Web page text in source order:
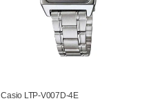
Casio LTP-V007D-4E